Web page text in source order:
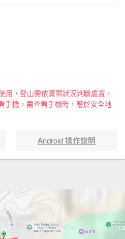
用，登山需依實際狀況判斷處置，
手機，需查看手機時，應於安全地
Android 操作說明